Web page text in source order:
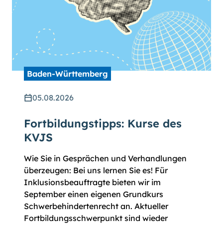
Baden-Württemberg
05.08.2026
Fortbildungstipps: Kurse des
KVJS
Wie Sie in Gesprächen und Verhandlungen
überzeugen: Bei uns lernen Sie es! Für
Inklusionsbeauftragte bieten wir im
September einen eigenen Grundkurs
Schwerbehindertenrecht an. Aktueller
Fortbildungsschwerpunkt sind wieder